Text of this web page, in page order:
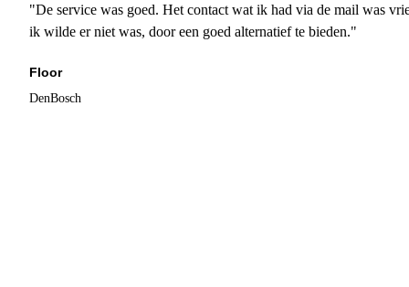
"De service was goed. Het contact wat ik had via de mail was
ik wilde er niet was, door een goed alternatief te bieden."
Floor
DenBosch